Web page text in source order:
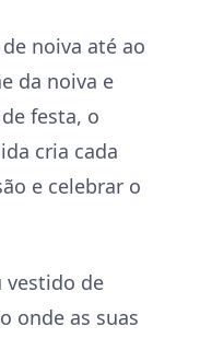
noiva até ao
da noiva e
festa, o
cria cada
e celebrar o
vestido de
onde as suas